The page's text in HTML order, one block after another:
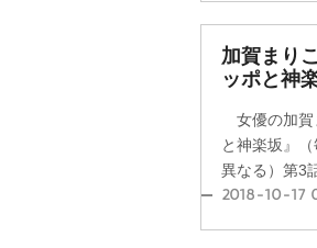
加賀まり
ッポと神
女優の加賀
と神楽坂』
異なる）第3
2018-10-17